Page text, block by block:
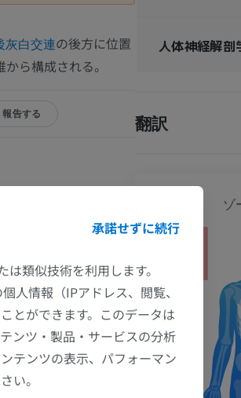
灰白交連の後方に位置
ら構成される。
報告する
[Updated 2021 Jul
2022 Jan-.
人体神経解剖
翻訳
ラストレーション
プレミアム
X線
画像
ゾ
承諾せずに続行
類似技術を利用します。
人情報（IPアドレス、閲覧、
とができます。このデータは
ンツ・製品・サービスの分析
テンツの表示、パフォーマン
い。